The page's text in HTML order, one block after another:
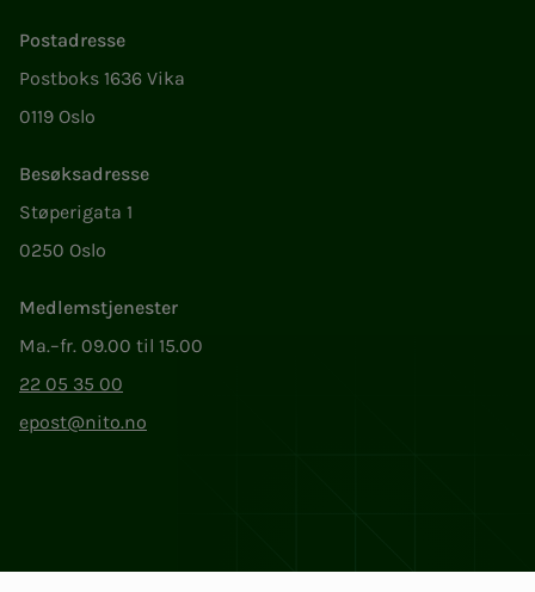
Postadresse
Postboks 1636 Vika
0119 Oslo
Besøksadresse
Støperigata 1
0250 Oslo
Medlemstjenester
Ma.–fr. 09.00 til 15.00
22 05 35 00
epost@nito.no